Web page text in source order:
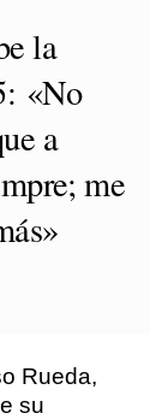
la
«No
a
me
Rueda,
su